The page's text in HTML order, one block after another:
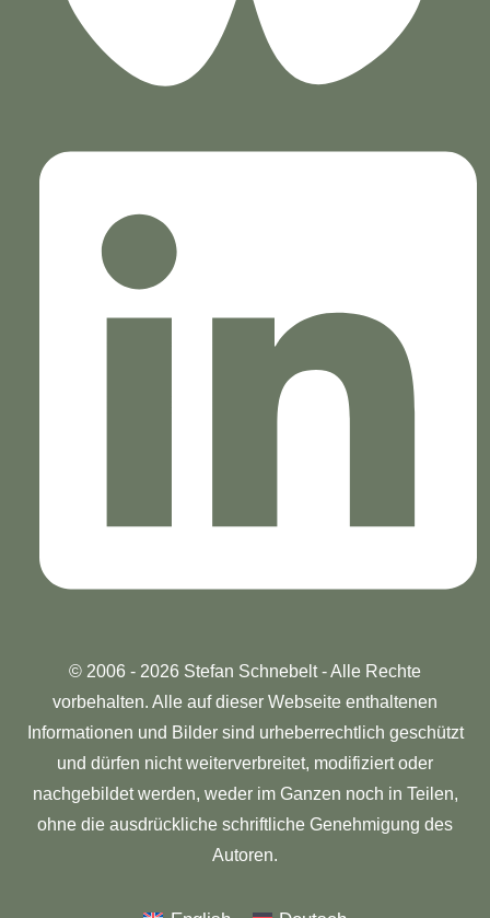
© 2006 - 2026 Stefan Schnebelt - Alle Rechte
vorbehalten. Alle auf dieser Webseite enthaltenen
Informationen und Bilder sind urheberrechtlich geschützt
und dürfen nicht weiterverbreitet, modifiziert oder
nachgebildet werden, weder im Ganzen noch in Teilen,
ohne die ausdrückliche schriftliche Genehmigung des
Autoren.